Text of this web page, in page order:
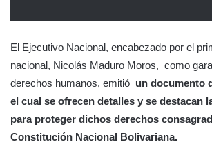
El Ejecutivo Nacional, encabezado por el
nacional, Nicolás Maduro Moros, como
derechos humanos, emitió un documento
el cual se ofrecen detalles y se destacan
para proteger dichos derechos
Constitución Nacional Bolivariana.